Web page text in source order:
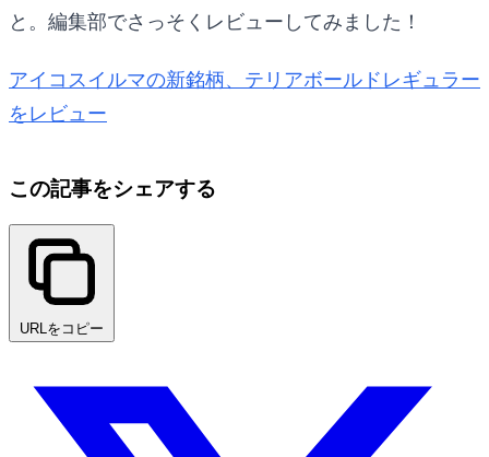
と。編集部でさっそくレビューしてみました！
アイコスイルマの新銘柄、テリアボールドレギュラー
をレビュー
この記事をシェアする
URLをコピー